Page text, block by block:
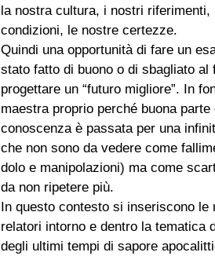
la nostra cultura, i nostri riferimenti,
condizioni, le nostre certezze.
Quindi una opportunità di fare un
stato fatto di buono o di sbagliato al
progettare un “futuro migliore”. In
maestra proprio perché buona parte
conoscenza è passata per una
che non sono da vedere come
dolo e manipolazioni) ma come
da non ripetere più.
In questo contesto si inseriscono le
relatori intorno e dentro la tematica
degli ultimi tempi di sapore